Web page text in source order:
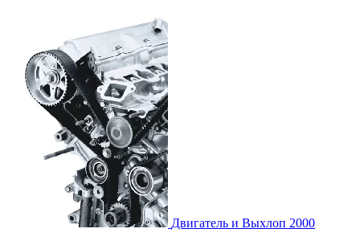
Двигатель и Выхлоп 2000